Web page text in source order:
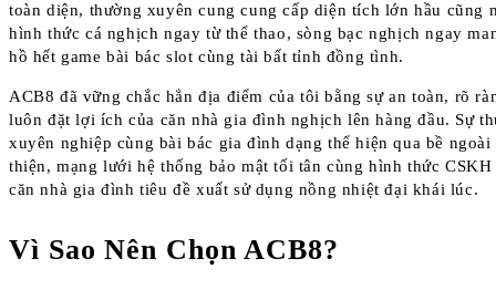
toàn diện, thường xuyên cung cung cấp diện tích lớn hầu cũng
hình thức cá nghịch ngay từ thể thao, sòng bạc nghịch ngay
hồ hết game bài bác slot cùng tài bất tỉnh đồng tình.
ACB8 đã vững chắc hẳn địa điểm của tôi bằng sự an toàn, rõ
luôn đặt lợi ích của căn nhà gia đình nghịch lên hàng đầu. Sự
xuyên nghiệp cùng bài bác gia đình dạng thể hiện qua bề ngoài
thiện, mạng lưới hệ thống bảo mật tối tân cùng hình thức CSKH
căn nhà gia đình tiêu đề xuất sử dụng nồng nhiệt đại khái lúc.
Vì Sao Nên Chọn ACB8?